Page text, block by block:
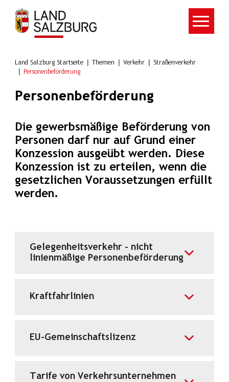
Zum Hauptinhalt springen
Land Salzburg Startseite Themen Verkehr
Straßenverkehr
Personenbeförderung
Personenbeförderung
Die gewerbsmäßige Beförderung von
Personen darf nur auf Grund einer
Konzession ausgeübt werden. Diese
Konzession ist zu erteilen, wenn die
gesetzlichen Voraussetzungen erfüllt
werden.
Gelegenheitsverkehr - nicht
linienmäßige Personenbeförderung
Kraftfahrlinien
EU-Gemeinschaftslizenz
Tarife von Verkehrsunternehmen